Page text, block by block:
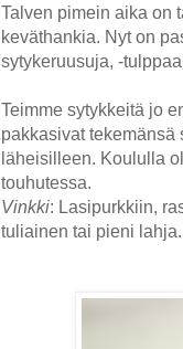
Talven pimein aika on
keväthankia. Nyt on
sytykeruusuja, -
Teimme sytykkeitä jo
pakkasivat
läheisilleen. Koululla
touhutessa.
Vinkki: Lasipurkkiin,
tuliainen tai pieni lahja.